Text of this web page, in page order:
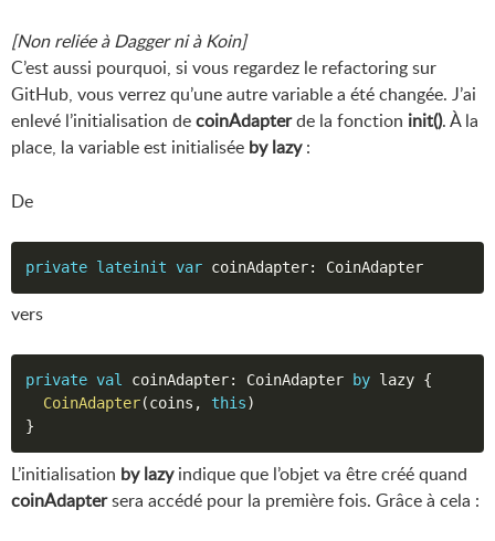
[Non reliée à Dagger ni à Koin]
C’est aussi pourquoi, si vous regardez le refactoring sur
GitHub, vous verrez qu’une autre variable a été changée. J’ai
enlevé l’initialisation decoinAdapterde la fonction init(). À la
place, la variable est initialisée by lazy:
De
private lateinit var coinAdapter:
vers
private val coinAdapter: CoinAdapter by lazy {
CoinAdapter(coins , this)
}
L’initialisation by lazyindique que l’objet va être créé quand
coinAdaptersera accédé pour la première fois. Grâce à cela :